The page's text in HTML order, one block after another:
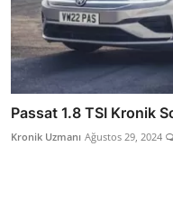
Passat 1.8 TSI Kronik
Kronik Uzmanı Ağustos 29, 2024